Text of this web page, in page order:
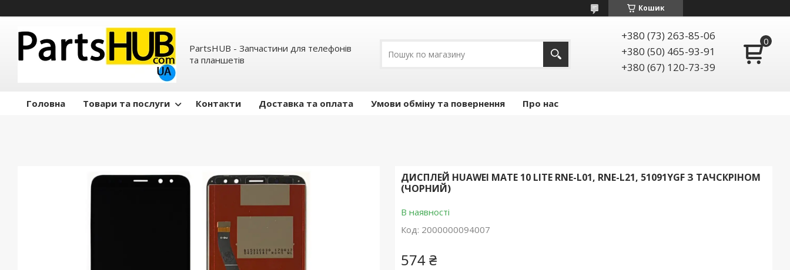
Кошик
PartsHUB - Запчастини для телефонів
та планшетів
+380 (73) 263-85-06
+380 (50) 465-93-91
+380 (67) 120-73-39
Головна Товари та послуги Контакти Доставка та оплата Умови обміну та повернення Про нас
ДИСПЛЕЙ HUAWEI MATE 10 LITE RNE-L01, RNE-L21, 51091YGF З ТАЧСКРІНОМ
(ЧОРНИЙ)
В наявності
Код: 2000000094007
574 ₴